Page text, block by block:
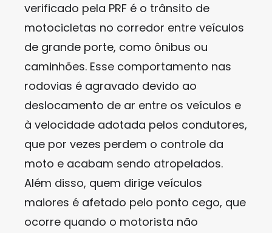
verificado pela PRF é o trânsito de
motocicletas no corredor entre veículos
de grande porte, como ônibus ou
caminhões. Esse comportamento nas
rodovias é agravado devido ao
deslocamento de ar entre os veículos e
à velocidade adotada pelos condutores,
que por vezes perdem o controle da
moto e acabam sendo atropelados.
Além disso, quem dirige veículos
maiores é afetado pelo ponto cego, que
ocorre quando o motorista não